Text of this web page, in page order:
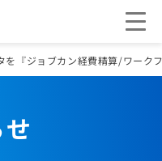
を『ジョブカン経費精算/ワーク